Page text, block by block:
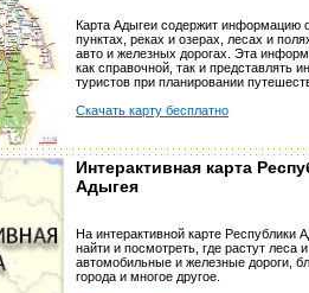
Карта Адыгеи содержит информацию
пунктах, реках и озерах, лесах и
авто и железных дорогах. Эта
как справочной, так и представлять
туристов при планировании
Скачать карту бесплатно
Интерактивная карта
Адыгея
На интерактивной карте Республики
найти и посмотреть, где растут леса и
автомобильные и железные дороги,
города и многое другое.